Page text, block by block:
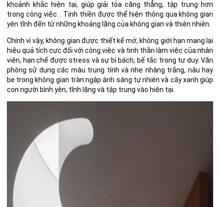
khoảnh khắc hiện tại, giúp giải tỏa căng thẳng, tập trung hơn
trong công việc. . Tính thiền được thể hiện thông qua không gian
yên tĩnh đến từ những khoảng lặng của không gian và thiên nhiên.
Chính vì vậy, không gian được thiết kế mở, không giới hạn mang lại
hiệu quả tích cực đối với công việc và tinh thần làm việc của nhân
viên, hạn chế được stress và sự bí bách, bế tắc trong tư duy. Văn
phòng sử dụng các màu trung tính và nhẹ nhàng trắng, nâu hay
be trong không gian tràn ngập ánh sáng tự nhiên và cây xanh giúp
con người bình yên, tĩnh lặng và tập trung vào hiện tại.